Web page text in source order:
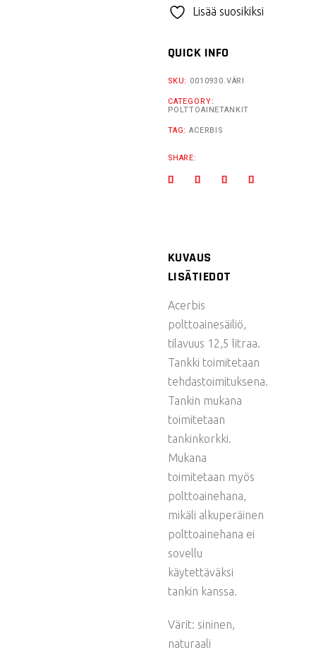
Lisää suosikiksi
QUICK INFO
SKU: 0010930.VÄRI
CATEGORY:
POLTTOAINETANKIT
TAG:ACERBIS
SHARE:
KUVAUS
LISÄTIEDOT
Acerbis
polttoainesäiliö,
tilavuus 12,5 litraa.
Tankki toimitetaan
tehdastoimituksena.
Tankin mukana
toimitetaan
tankinkorkki.
Mukana
toimitetaan myös
polttoainehana,
mikäli alkuperäinen
polttoainehana ei
sovellu
käytettäväksi
tankin kanssa.
Värit: sininen,
naturaali